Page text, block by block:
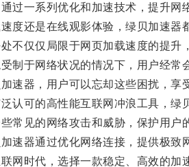
一系列优化和加速技术，提升网
还是在线观影体验，绿贝加速器
仅仅局限于网页加载速度的提升
于网络状况的情况下，用户经常
器，用户可以忘却这些困扰，享
可的高性能互联网冲浪工具，绿
见的网络攻击和威胁，保护用户的
器通过优化网络连接，提供极致
时代，选择一款稳定、高效的加